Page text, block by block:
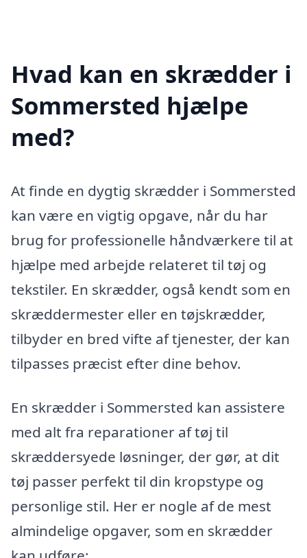
Hvad kan en skrædder i
Sommersted hjælpe
med?
At finde en dygtig skrædder i Sommersted
kan være en vigtig opgave, når du har
brug for professionelle håndværkere til at
hjælpe med arbejde relateret til tøj og
tekstiler. En skrædder, også kendt som en
skræddermester eller en tøjskrædder,
tilbyder en bred vifte af tjenester, der kan
tilpasses præcist efter dine behov.
En skrædder i Sommersted kan assistere
med alt fra reparationer af tøj til
skræddersyede løsninger, der gør, at dit
tøj passer perfekt til din kropstype og
personlige stil. Her er nogle af de mest
almindelige opgaver, som en skrædder